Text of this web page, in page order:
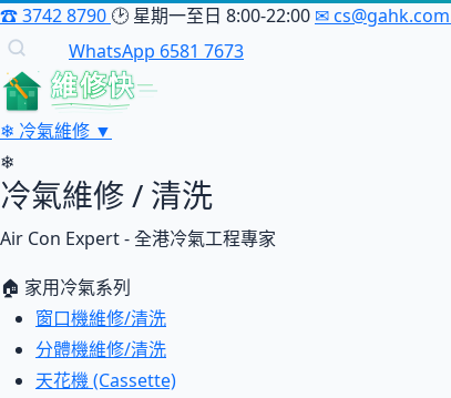
☎3742 8790 🕑 星期一至日 8:00-22:00 ✉
WhatsApp 6581 7673
維修快
❄ 冷氣維修 ▼
❄
冷氣維修 / 清洗
Air Con Expert - 全港冷氣工程專家
🏠 家用冷氣系列
窗口機維修/清洗
分體機維修/清洗
天花機 (Cassette)